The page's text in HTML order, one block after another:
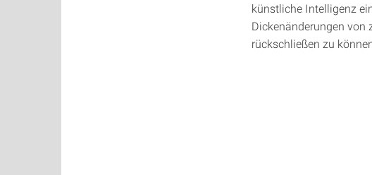
künstliche Intelligenz
Dickenänderungen von
rückschließen zu